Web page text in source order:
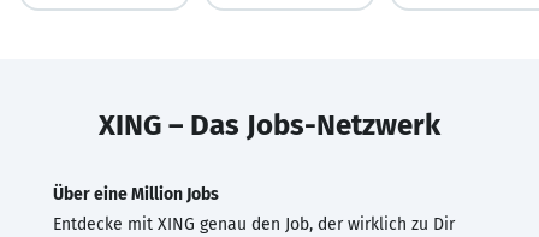
XING – Das Jobs-Netzwerk
Über eine Million Jobs
Entdecke mit XING genau den Job, der wirklich zu Dir